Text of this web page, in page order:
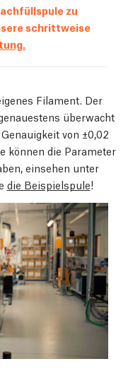
zu
schrittweise
Filament. Der
überwacht
von ±0,02
können die Parameter
einsehen unter
die Beispielspule!